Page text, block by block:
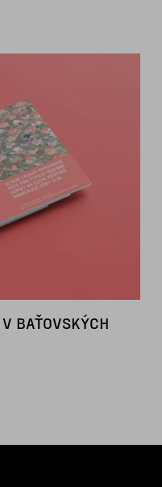
BAŤOVSKÝCH